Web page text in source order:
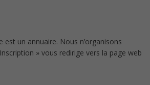
est un annuaire. Nous n’organisons
» vous redirige vers la page web